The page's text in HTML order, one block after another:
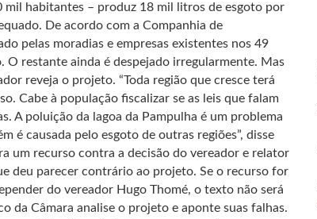
habitantes – produz 18 mil litros de esgoto por
De acordo com a Companhia de
pelas moradias e empresas existentes nos 49
restante ainda é despejado irregularmente. Mas
reveja o projeto. “Toda região que cresce terá
Cabe à população fiscalizar se as leis que falam
A poluição da lagoa da Pampulha é um problema
é causada pelo esgoto de outras regiões”, disse
um recurso contra a decisão do vereador e relator
deu parecer contrário ao projeto. Se o recurso for
do vereador Hugo Thomé, o texto não será
da Câmara analise o projeto e aponte suas falhas.